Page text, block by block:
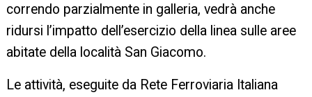
correndo parzialmente in galleria, vedrà anche
ridursi l’impatto dell’esercizio della linea sulle aree
abitate della località San Giacomo.
Le attività, eseguite da Rete Ferroviaria Italiana